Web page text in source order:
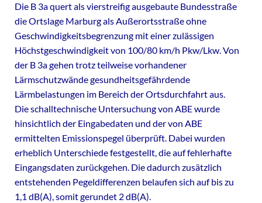
Die B 3a quert als vierstreifig ausgebaute Bundesstraße
die Ortslage Marburg als Außerortsstraße ohne
Geschwindigkeitsbegrenzung mit einer zulässigen
Höchstgeschwindigkeit von 100/80 km/h Pkw/Lkw. Von
der B 3a gehen trotz teilweise vorhandener
Lärmschutzwände gesundheitsgefährdende
Lärmbelastungen im Bereich der Ortsdurchfahrt aus.
Die schalltechnische Untersuchung von ABE wurde
hinsichtlich der Eingabedaten und der von ABE
ermittelten Emissionspegel überprüft. Dabei wurden
erheblich Unterschiede festgestellt, die auf fehlerhafte
Eingangsdaten zurückgehen. Die dadurch zusätzlich
entstehenden Pegeldifferenzen belaufen sich auf bis zu
1,1 dB(A), somit gerundet 2 dB(A).